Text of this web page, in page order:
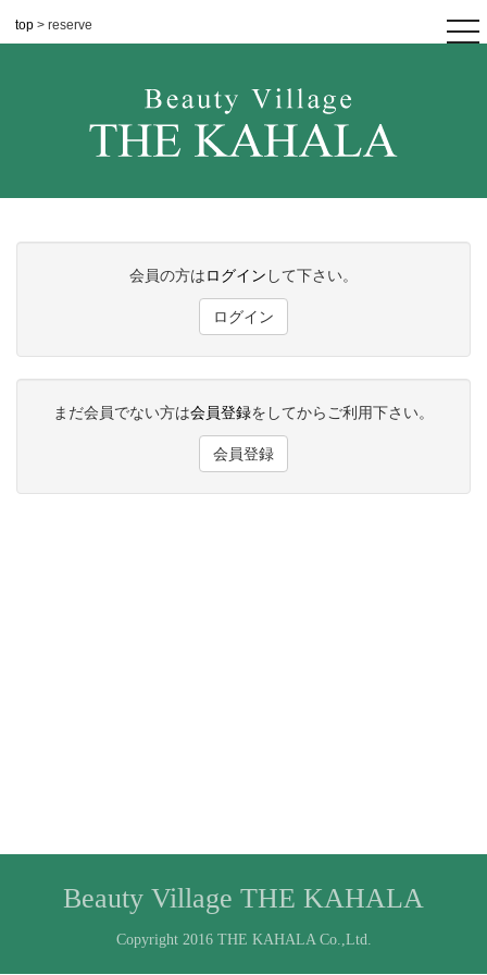
top > reserve
会員の方はログイン して下さい。
ログイン
まだ会員でない方は会員登録をしてからご利用下さい。
会員登録
Beauty Village THE KAHALA
Copyright 2016 THE KAHALA Co.,Ltd.